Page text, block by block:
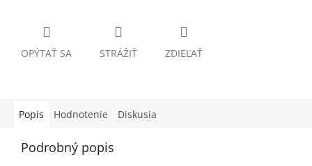
OPÝTAŤ SA STRÁŽIŤ ZDIEĽAŤ
Popis Hodnotenie Diskusia
Podrobný popis